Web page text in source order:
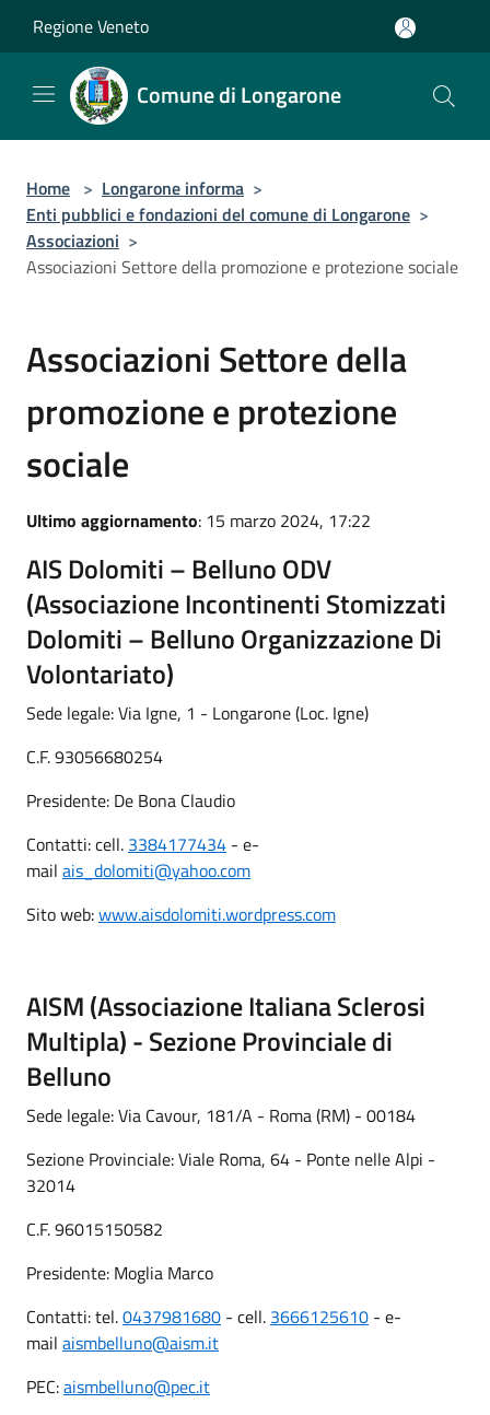
Regione Veneto
Comune di Longarone
Home > Longarone informa >
Enti pubblici e fondazioni del comune di Longarone >
Associazioni >
Associazioni Settore della promozione e protezione sociale
Associazioni Settore della
promozione e protezione
sociale
Ultimo aggiornamento: 15 marzo 2024, 17:22
AIS Dolomiti – Belluno ODV
(Associazione Incontinenti Stomizzati
Dolomiti – Belluno Organizzazione Di
Volontariato)
Sede legale: Via Igne, 1 - Longarone (Loc. Igne)
C.F. 93056680254
Presidente: De Bona Claudio
Contatti: cell. 3384177434 - e-
mail ais_dolomiti@yahoo.com
Sito web:www.aisdolomiti.wordpress.com
AISM (Associazione Italiana Sclerosi
Multipla) - Sezione Provinciale di
Belluno
Sede legale: Via Cavour, 181/A - Roma (RM) - 00184
Sezione Provinciale: Viale Roma, 64 - Ponte nelle Alpi -
32014
C.F. 96015150582
Presidente: Moglia Marco
Contatti: tel.0437981680 - cell. 3666125610 - e-
mail aismbelluno@aism.it
PEC:aismbelluno@pec.it